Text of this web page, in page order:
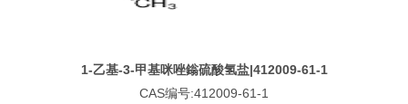
1-乙基-3-甲基咪唑鎓硫酸氢盐|412009-61-1
CAS编号:412009-61-1